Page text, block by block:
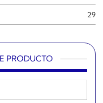
29
PRODUCTO